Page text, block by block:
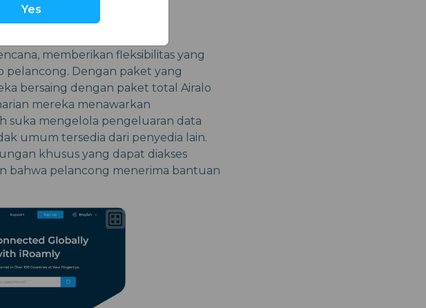
memberikan fleksibilitas yang
Dengan paket yang
bersaing dengan paket total Airalo
mereka menawarkan
suka mengelola pengeluaran data
umum tersedia dari penyedia lain.
khusus yang dapat diakses
bahwa pelancong menerima bantuan
Yes